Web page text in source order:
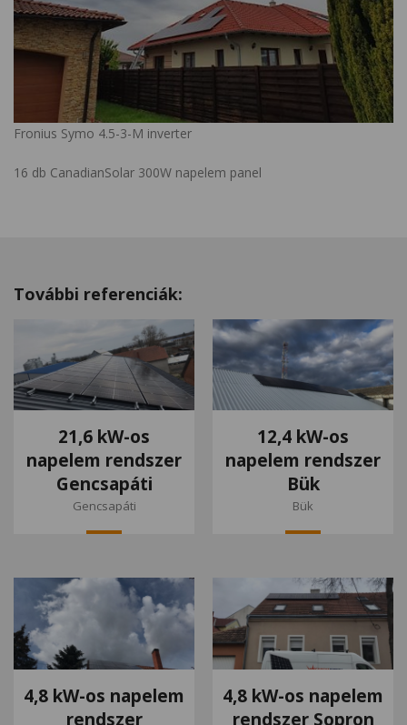
Fronius Symo 4.5-3-M inverter
16 db CanadianSolar 300W napelem panel
További referenciák:
21,6 kW-os
napelem rendszer
Gencsapáti
Gencsapáti
12,4 kW-os
napelem rendszer
Bük
Bük
4,8 kW-os napelem
rendszer
4,8 kW-os napelem
rendszer Sopron